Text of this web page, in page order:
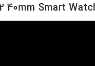
40mm Smart